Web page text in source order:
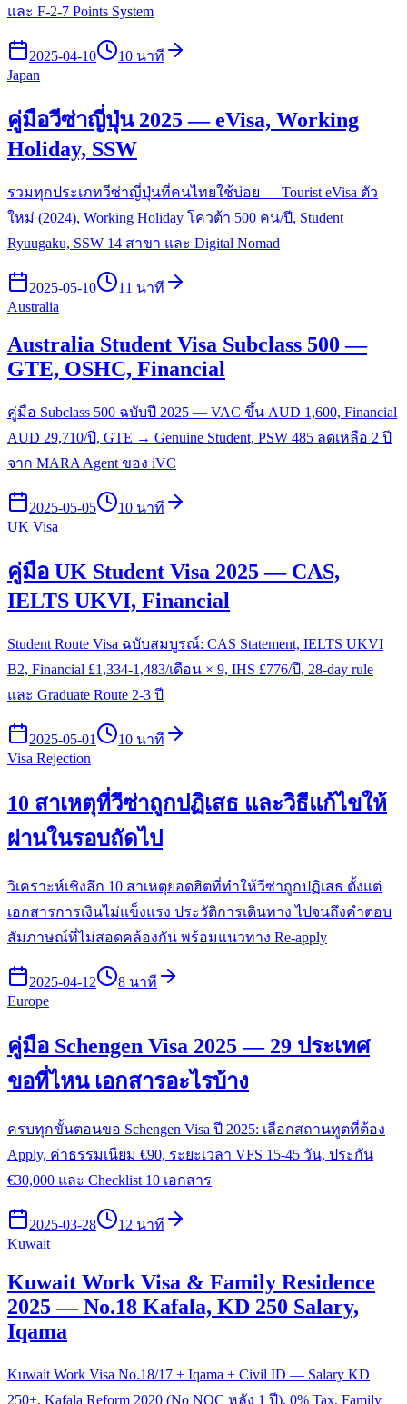
และ F-2-7 Points System
2025-04-10
10 นาที
Japan
คู่มือวีซ่าญี่ปุ่น 2025 — eVisa, Working
Holiday, SSW
รวมทุกประเภทวีซ่าญี่ปุ่นที่คนไทยใช้บ่อย — Tourist eVisa ตัว
ใหม่ (2024), Working Holiday โควต้า 500 คน/ปี, Student
Ryuugaku, SSW 14 สาขา และ Digital Nomad
2025-05-10
11 นาที
Australia
Australia Student Visa Subclass 500 —
GTE, OSHC, Financial
คู่มือ Subclass 500 ฉบับปี 2025 — VAC ขึ้น AUD 1,600, Financial
AUD 29,710/ปี, GTE → Genuine Student, PSW 485 ลดเหลือ 2 ปี
จาก MARA Agent ของ iVC
2025-05-05
10 นาที
UK Visa
คู่มือ UK Student Visa 2025 — CAS,
IELTS UKVI, Financial
Student Route Visa ฉบับสมบูรณ์: CAS Statement, IELTS UKVI
B2, Financial £1,334-1,483/เดือน × 9, IHS £776/ปี, 28-day rule
และ Graduate Route 2-3 ปี
2025-05-01
10 นาที
Visa Rejection
10 สาเหตุที่วีซ่าถูกปฏิเสธ และวิธีแก้ไขให้
ผ่านในรอบถัดไป
วิเคราะห์เชิงลึก 10 สาเหตุยอดฮิตที่ทำให้วีซ่าถูกปฏิเสธ ตั้งแต่
เอกสารการเงินไม่แข็งแรง ประวัติการเดินทาง ไปจนถึงคำตอบ
สัมภาษณ์ที่ไม่สอดคล้องกัน พร้อมแนวทาง Re-apply
2025-04-12
8 นาที
Europe
คู่มือ Schengen Visa 2025 — 29 ประเทศ
ขอที่ไหน เอกสารอะไรบ้าง
ครบทุกขั้นตอนขอ Schengen Visa ปี 2025: เลือกสถานทูตที่ต้อง
Apply, ค่าธรรมเนียม €90, ระยะเวลา VFS 15-45 วัน, ประกัน
€30,000 และ Checklist 10 เอกสาร
2025-03-28
12 นาที
Kuwait
Kuwait Work Visa & Family Residence
2025 — No.18 Kafala, KD 250 Salary,
Iqama
Kuwait Work Visa No.18/17 + Iqama + Civil ID — Salary KD
250+, Kafala Reform 2020 (No NOC หลัง 1 ปี), 0% Tax, Family